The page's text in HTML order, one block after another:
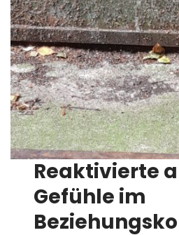
Reaktivierte
Gefühle im